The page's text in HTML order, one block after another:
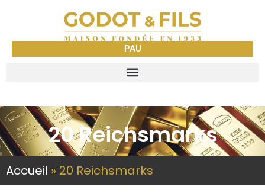
PAU
20 Reichsmarks
Accueil » 20 Reichsmarks